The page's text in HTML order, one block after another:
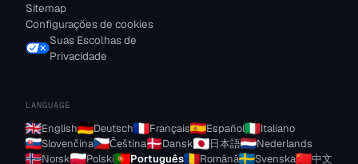
Sitemap
Configurações de cookies
Suas Escolhas de
Privacidade
LANGUAGE
English Deutsch Français Español
Italiano
Slovenčina
Čeština Dansk 日本語
Nederlands
Norsk
Polski Português Română Svenska 中文